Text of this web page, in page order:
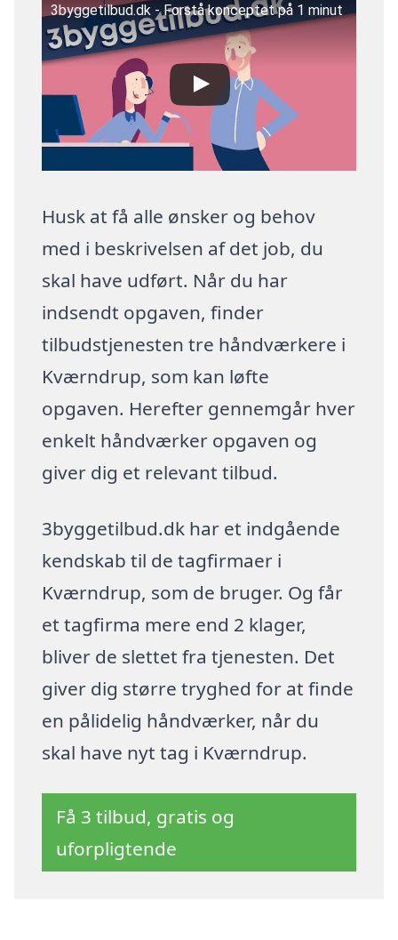
3byggetilbud.dk - Forstå konceptet på 1 minut
Husk at få alle ønsker og behov
med i beskrivelsen af det job, du
skal have udført. Når du har
indsendt opgaven, finder
tilbudstjenesten tre håndværkere i
Kværndrup, som kan løfte
opgaven. Herefter gennemgår hver
enkelt håndværker opgaven og
giver dig et relevant tilbud.
3byggetilbud.dk har et indgående
kendskab til de tagfirmaer i
Kværndrup, som de bruger. Og får
et tagfirma mere end 2 klager,
bliver de slettet fra tjenesten. Det
giver dig større tryghed for at finde
en pålidelig håndværker, når du
skal have nyt tag i Kværndrup.
Få 3 tilbud, gratis og
uforpligtende